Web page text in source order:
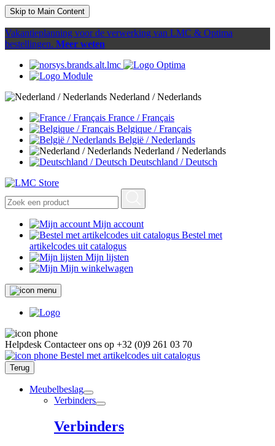
Skip to Main Content
Vakantieplanning voor de verwerking van LMC & Optima
bestellingen. Meer weten
Nederland / Nederlands
France / Français
Belgique / Français
België / Nederlands
Nederland / Nederlands
Deutschland / Deutsch
Mijn account
Bestel met
artikelcodes uit catalogus
Mijn lijsten
Mijn winkelwagen
Helpdesk Contacteer ons op +32 (0)9 261 03 70
Bestel met artikelcodes uit catalogus
Terug
Meubelbeslag
Verbinders
Verbinders